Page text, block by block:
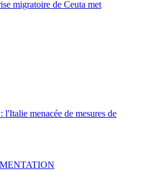
migratoire de Ceuta met
menacée de mesures de